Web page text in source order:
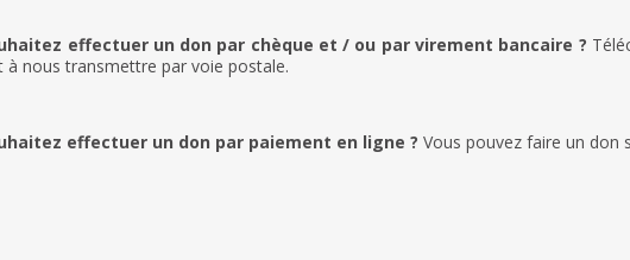
effectuer un don par chèque et / ou par virement bancaire ?
à nous transmettre par voie postale.
effectuer un don par paiement en ligne ? Vous pouvez faire un don